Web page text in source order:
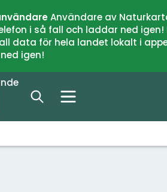
Användare av
i så fall och laddar ned
data för hela landet lokalt i
igen!